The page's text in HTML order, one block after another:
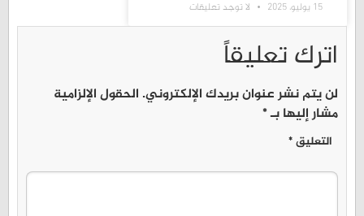
15 يوليو، 2025 لا توجد تعليقات
اترك تعليقاً
لن يتم نشر عنوان بريدك الإلكتروني. الحقول الإلزامية
مشار إليها بـ*
التعليق*